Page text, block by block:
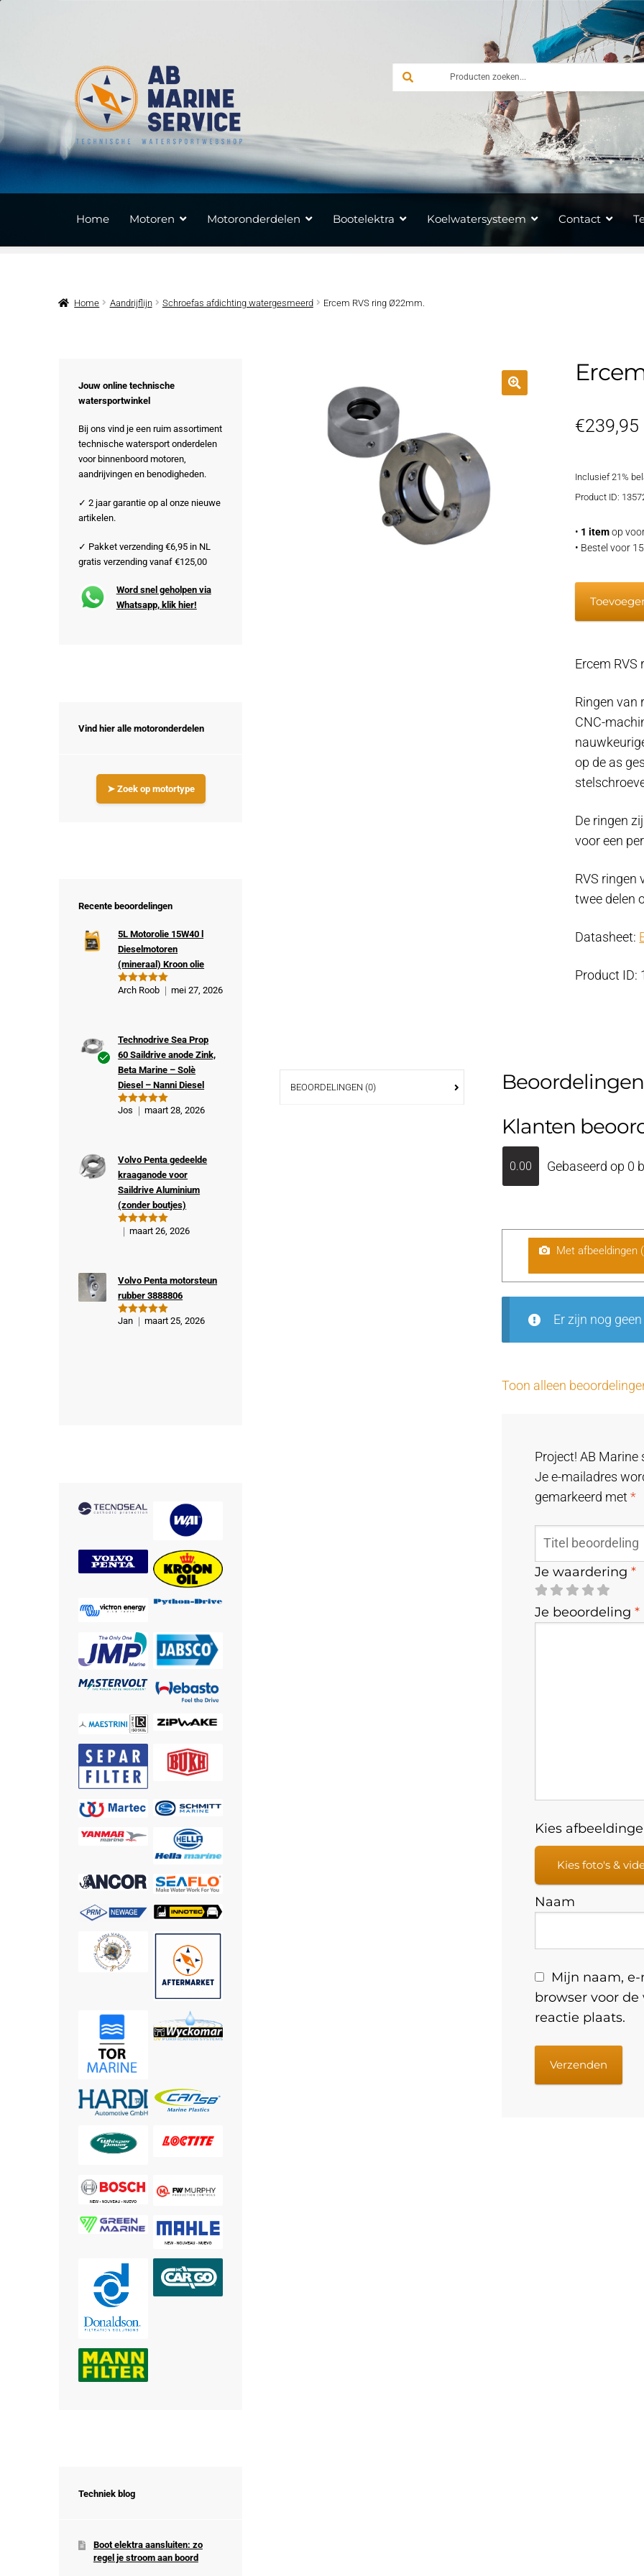
navigatie
inhoud
Home Motoren Motoronderdelen Bootelektra Koelwatersysteem Contact
Home Aandrijflijn Schroefas afdichting watergesmeerd Ercem RVS ring Ø22mm.
€239,95
Inclusief 21%
Product ID:
• 1 itemop
• Bestel voor
aantal
Ercem
Ringen van
CNC-
op de as
De ringen
voor een
RVS
twee delen
Datasheet:
Product ID:
BEOORDELINGEN (0)
Beoordelingen
Klanten
0.00 Gebaseerd op 0
Met afbeeldingen (
Er zijn nog
Toon alleen
Project! AB Marine
Je e-mailadres
gemarkeerd met *
Je waardering *
Je beoordeling *
Kies
Kies foto's &
Naam
Mijn naam,
browser voor
reactie plaats.
Jouw online technische
watersportwinkel
Bij ons vind je een ruim assortiment
technische watersport onderdelen
voor binnenboord motoren,
aandrijvingen en benodigheden.
✓ 2 jaar garantie op al onze nieuwe
artikelen.
✓ Pakket verzending €6,95 in NL
gratis verzending vanaf €125,00
Word snel geholpen via
Whatsapp, klik hier!
Vind hier alle motoronderdelen
➤ Zoek op motortype
Recente beoordelingen
Gewaardeer
5L Motorolie 15W40 l
Dieselmotoren
(mineraal) Kroon olie
Arch Roob mei 27, 2026
Gewaardeer
Technodrive Sea Prop
60 Saildrive anode Zink,
Beta Marine – Solè
Diesel – Nanni Diesel
Jos maart 28, 2026
Gewaardeer
Volvo Penta gedeelde
kraaganode voor
Saildrive Aluminium
(zonder boutjes)
maart 26, 2026
Gewaardeer
Volvo Penta motorsteun
rubber 3888806
Jan maart 25, 2026
Techniek blog
Boot elektra aansluiten: zo
regel je stroom aan boord